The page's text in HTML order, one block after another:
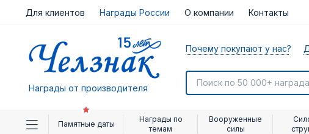
Для клиентов Награды России О компании Контакты
Награды от производителя
Почему покупают у нас?
Памятные даты
Награды по
темам
Вооруженные
силы